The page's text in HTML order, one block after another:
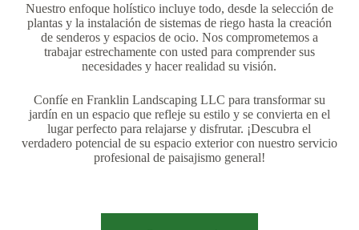
Nuestro enfoque holístico incluye todo, desde la selección de
plantas y la instalación de sistemas de riego hasta la creación
de senderos y espacios de ocio. Nos comprometemos a
trabajar estrechamente con usted para comprender sus
necesidades y hacer realidad su visión.
Confíe en Franklin Landscaping LLC para transformar su
jardín en un espacio que refleje su estilo y se convierta en el
lugar perfecto para relajarse y disfrutar. ¡Descubra el
verdadero potencial de su espacio exterior con nuestro servicio
profesional de paisajismo general!